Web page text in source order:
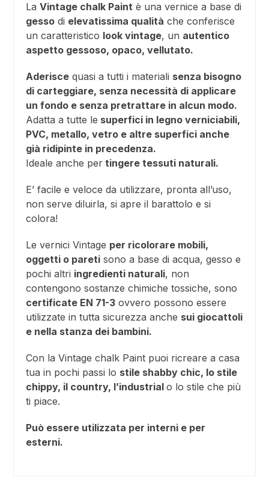
LaVintage chalk Paint è una vernice a base di
gesso di elevatissima qualità che conferisce
un caratteristico look vintage, un autentico
aspetto gessoso, opaco, vellutato.
Aderisce quasi a tutti i materiali senza bisogno
di carteggiare, senza necessità di applicare
un fondo e senza pretrattare in alcun modo.
Adatta a tutte le superfici in legno verniciabili,
PVC, metallo, vetro e altre superfici anche
già ridipinte in precedenza.
Ideale anche per tingere tessuti naturali.
E’ facile e veloce da utilizzare, pronta all’uso,
non serve diluirla, si apre il barattolo e si
colora!
Le vernici Vintage per ricolorare mobili,
oggetti o pareti sono a base di acqua, gesso e
pochi altri ingredienti naturali, non
contengono sostanze chimiche tossiche, sono
certificate EN 71-3 ovvero possono essere
utilizzate in tutta sicurezza anche sui giocattoli
e nella stanza dei bambini.
Con la Vintage chalk Paint puoi ricreare a casa
tua in pochi passi lo stile shabby chic, lo stile
chippy, il country, l’industrialo lo stile che più
ti piace.
Può essere utilizzata per interni e per
esterni.